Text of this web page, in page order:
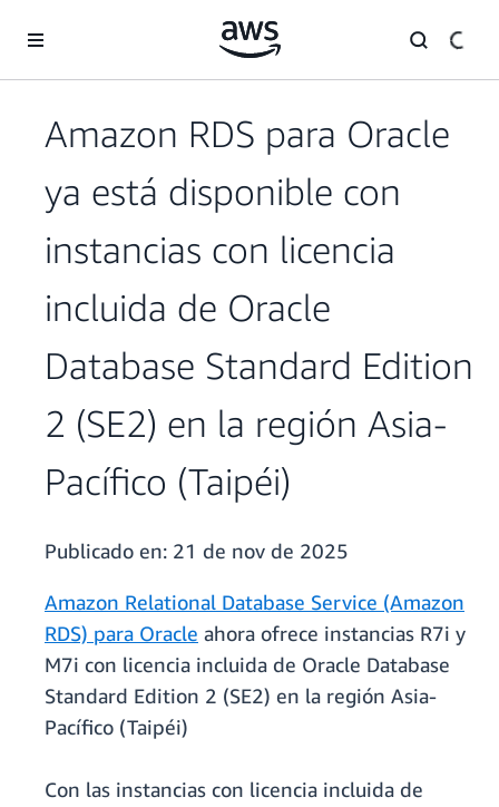
Amazon RDS para Oracle
ya está disponible con
instancias con licencia
incluida de Oracle
Database Standard Edition
2 (SE2) en la región Asia-
Pacífico (Taipéi)
Publicado en: 21 de nov de 2025
Amazon Relational Database Service (Amazon
RDS) para Oracle ahora ofrece instancias R7i y
M7i con licencia incluida de Oracle Database
Standard Edition 2 (SE2) en la región Asia-
Pacífico (Taipéi)
Con las instancias con licencia incluida de